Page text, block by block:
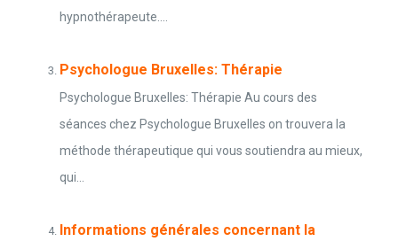
hypnothérapeute....
Psychologue Bruxelles: Thérapie
Psychologue Bruxelles: Thérapie Au cours des
séances chez Psychologue Bruxelles on trouvera la
méthode thérapeutique qui vous soutiendra au mieux,
qui...
Informations générales concernant la